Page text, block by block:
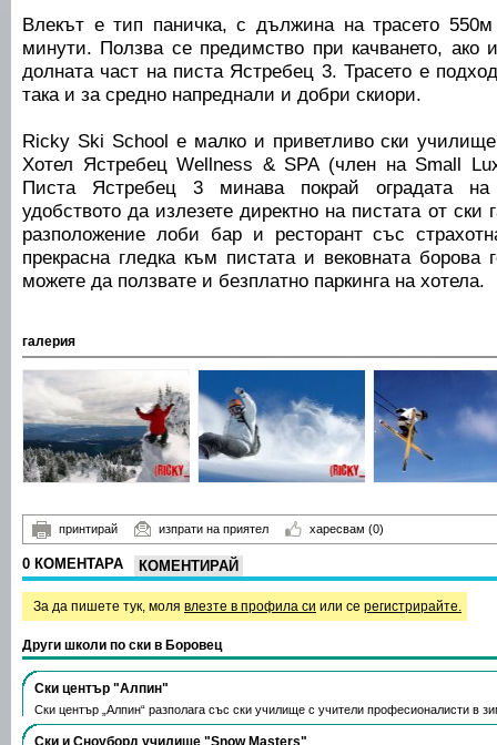
Влекът е тип паничка, с дължина на трасето
минути. Ползва се предимство при качването,
долната част на писта Ястребец 3. Трасето е
така и за средно напреднали и добри скиори.
Ricky Ski School е малкo и приветливo ски
Хотел Ястребец Wellness & SPA (член на Small
Писта Ястребец 3 минава покрай оградата на
удобството да излезете директно на пистата от ски
разположение лоби бар и ресторант със
прекрасна гледка към пистата и вековната
можете да ползвате и безплатно паркинга на хотела.
галерия
принтирай изпрати на приятел харесвам (0)
0 КОМЕНТАРА КОМЕНТИРАЙ
За да пишете тук, моля влезте в профила си или се регистрирайте.
Други школи по ски в Боровец
Ски център "Алпин"
Ски център „Алпин“ разполага със ски училище с учители професионалисти в